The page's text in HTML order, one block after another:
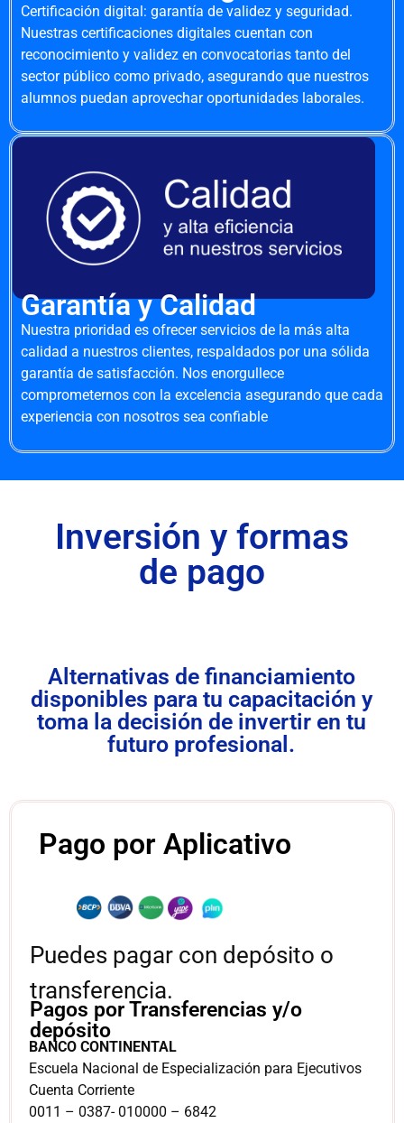
Certificación digital: garantía de validez y seguridad.
Nuestras certificaciones digitales cuentan con
reconocimiento y validez en convocatorias tanto del
sector público como privado, asegurando que nuestros
alumnos puedan aprovechar oportunidades laborales.
Garantía y Calidad
Nuestra prioridad es ofrecer servicios de la más alta
calidad a nuestros clientes, respaldados por una sólida
garantía de satisfacción. Nos enorgullece
comprometernos con la excelencia asegurando que cada
experiencia con nosotros sea confiable
Inversión y formas
de pago
Alternativas de financiamiento
disponibles para tu capacitación y
toma la decisión de invertir en tu
futuro profesional.
Pago por Aplicativo
Puedes pagar con depósito o
transferencia.
BANCO CONTINENTAL
Escuela Nacional de Especialización para Ejecutivos
Cuenta Corriente
0011 – 0387- 010000 – 6842
Pagos por Transferencias y/o
depósito